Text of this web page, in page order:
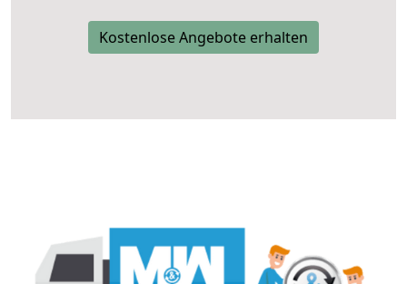
Kostenlose Angebote erhalten